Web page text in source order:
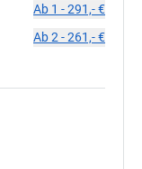
Ab 1 -291,- €
Ab2 -261,- €